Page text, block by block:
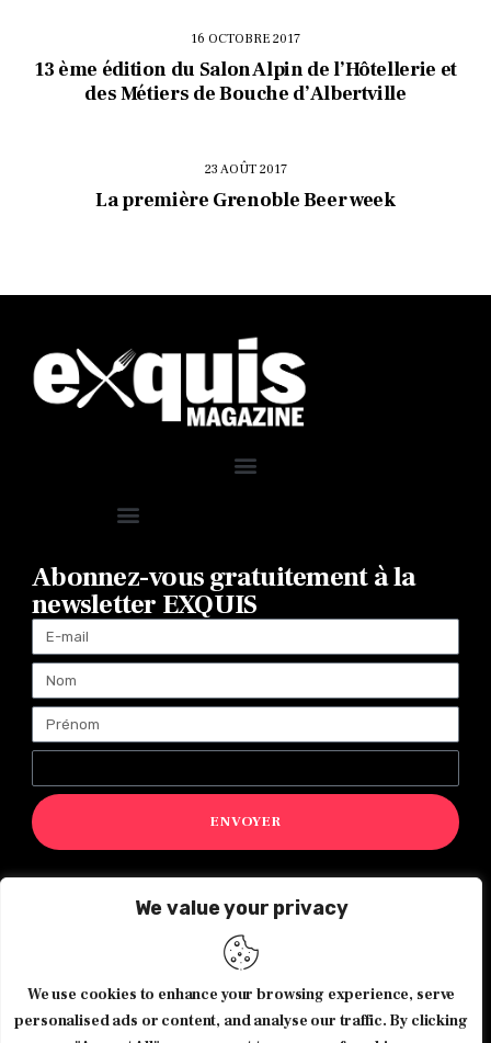
We value your privacy
We use cookies to enhance your browsing experience, serve
personalised ads or content, and analyse our traffic. By clicking
16 OCTOBRE 2017
13 ème édition du Salon Alpin de l’Hôtellerie et
des Métiers de Bouche d’Albertville
23 AOÛT 2017
La première Grenoble Beer week
Abonnez-vous gratuitement à la
newsletter EXQUIS
ENVOYER
Magazine Exquis© 2026 Tous droits réservés -Made with ♥️
byAgence de communication JOUR J